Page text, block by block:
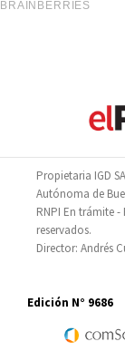
Propietaria IGD
Autónoma de
RNPI En trámite
reservados.
Director: Andrés
Edición N° 9686